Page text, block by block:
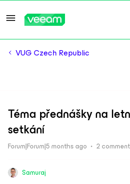
VUG Czech Republic
Téma přednášky na
setkání
Forum|Forum|5 months ago 2
Samuraj